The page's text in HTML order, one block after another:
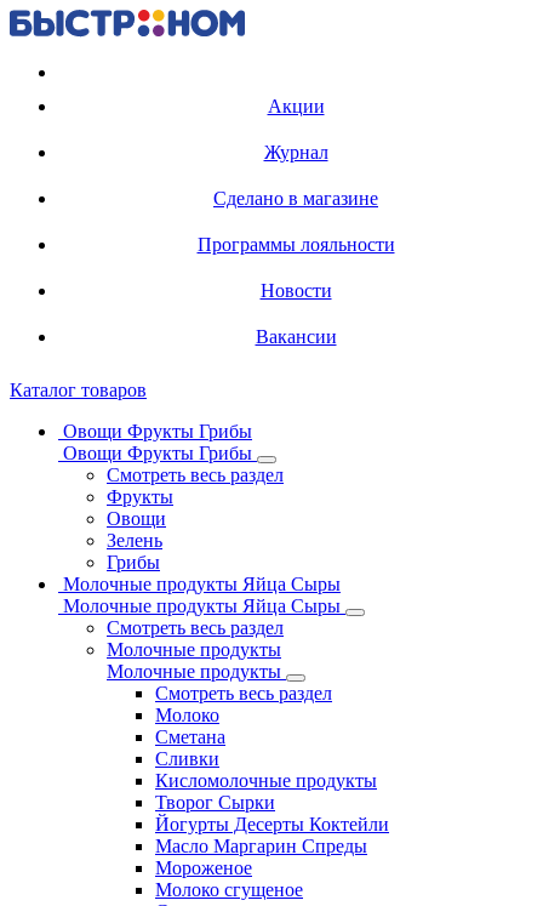
Акции
Журнал
Сделано в магазине
Программы лояльности
Новости
Вакансии
Каталог товаров
Овощи Фрукты Грибы
Овощи Фрукты Грибы
Смотреть весь раздел
Фрукты
Овощи
Зелень
Грибы
Молочные продукты Яйца Сыры
Молочные продукты Яйца Сыры
Смотреть весь раздел
Молочные продукты
Молочные продукты
Смотреть весь раздел
Молоко
Сметана
Сливки
Кисломолочные продукты
Творог Сырки
Йогурты Десерты Коктейли
Масло Маргарин Спреды
Мороженое
Молоко сгущеное